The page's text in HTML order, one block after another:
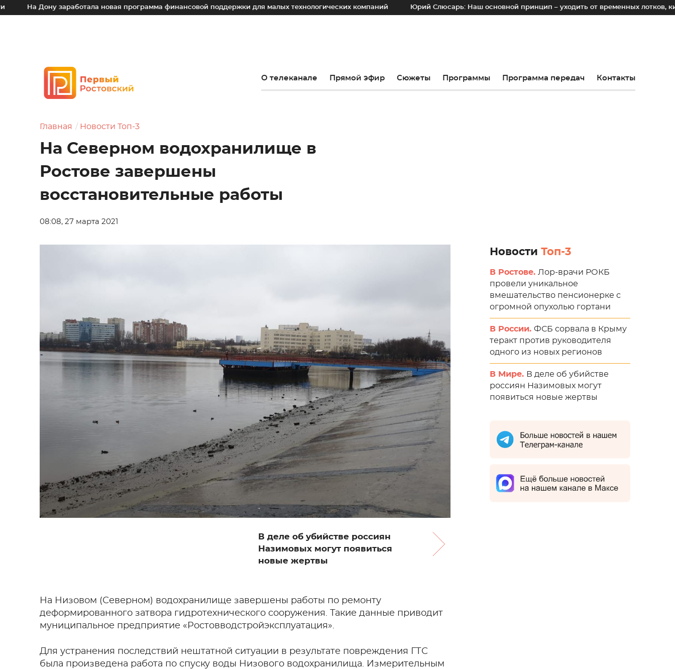
заработала новая программа финансовой поддержки для малых технологических компаний Юрий Слюсарь: Наш основной принцип – уходить от временных лотков, киосков и
О телеканале Прямой эфир Сюжеты Программы Программа передач Контакты
Главная Новости Топ-3
На Северном водохранилище в
Ростове завершены
восстановительные работы
08:08, 27 марта 2021
В деле об убийстве россиян
Назимовых могут появиться
новые жертвы
На Низовом (Северном) водохранилище завершены работы по ремонту
деформированного затвора гидротехнического сооружения. Такие данные приводит
муниципальное предприятие «Ростовводстройэксплуатация».
Для устранения последствий нештатной ситуации в результате повреждения ГТС
была произведена работа по спуску воды Низового водохранилища. Измерительным
Новости Топ-3
В Ростове. Лор-врачи РОКБ
провели уникальное
вмешательство пенсионерке с
огромной опухолью гортани
В России. ФСБ сорвала в Крыму
теракт против руководителя
одного из новых регионов
В Мире. В деле об убийстве
россиян Назимовых могут
появиться новые жертвы